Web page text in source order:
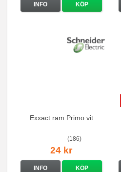
INFO KÖP
Exxact ram Primo vit
(186)
24 kr
INFO KÖP